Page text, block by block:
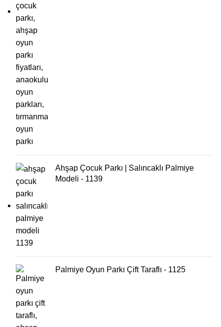
Ahşap Çocuk Parkı | Salıncaklı Palmiye
Modeli - 1139
Palmiye Oyun Parkı Çift Taraflı - 1125